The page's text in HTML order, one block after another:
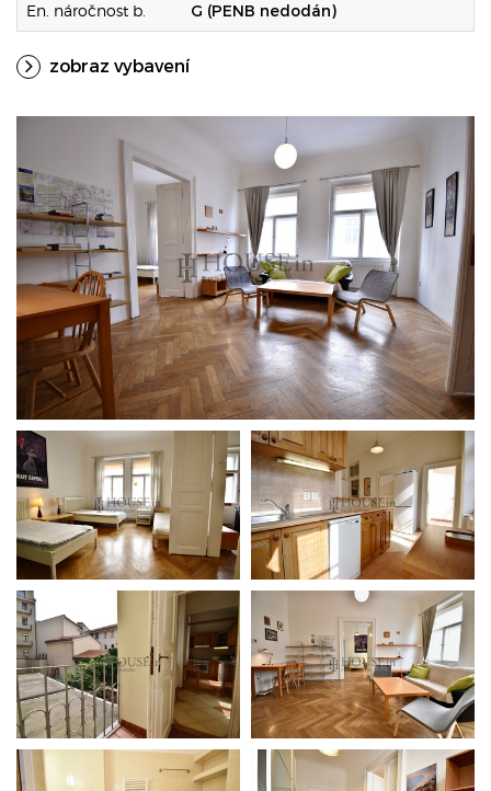
En. náročnost b. G (PENB nedodán)
zobraz vybavení